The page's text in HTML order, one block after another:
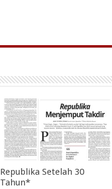
Republika Setelah 30
Tahun*